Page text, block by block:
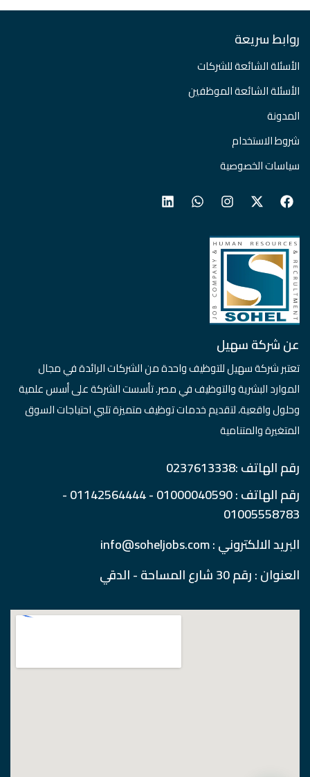
روابط سريعة
الأسئلة الشائعة للشركات
الأسئلة الشائعة الموظفين
المدونة
شروط الاستخدام
سياسات الخصوصية
عن شركة سهيل
تعتبر شركة سهيل للتوظيف واحدة من الشركات الرائدة في مجال
الموارد البشرية والتوظيف في مصر. تأسست الشركة على أسس علمية
وحلول واقعية، لتقديم خدمات توظيف متميزة تلبي احتياجات السوق
المتغيرة والمتنامية
رقم الهاتف :0237613338
رقم الهاتف : 01000040590 - 01142564444 -
01005558783
البريد الالكتروني : info@soheljobs.com
العنوان : رقم 30 شارع المساحة - الدقي